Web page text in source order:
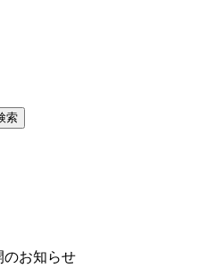
のお知らせ